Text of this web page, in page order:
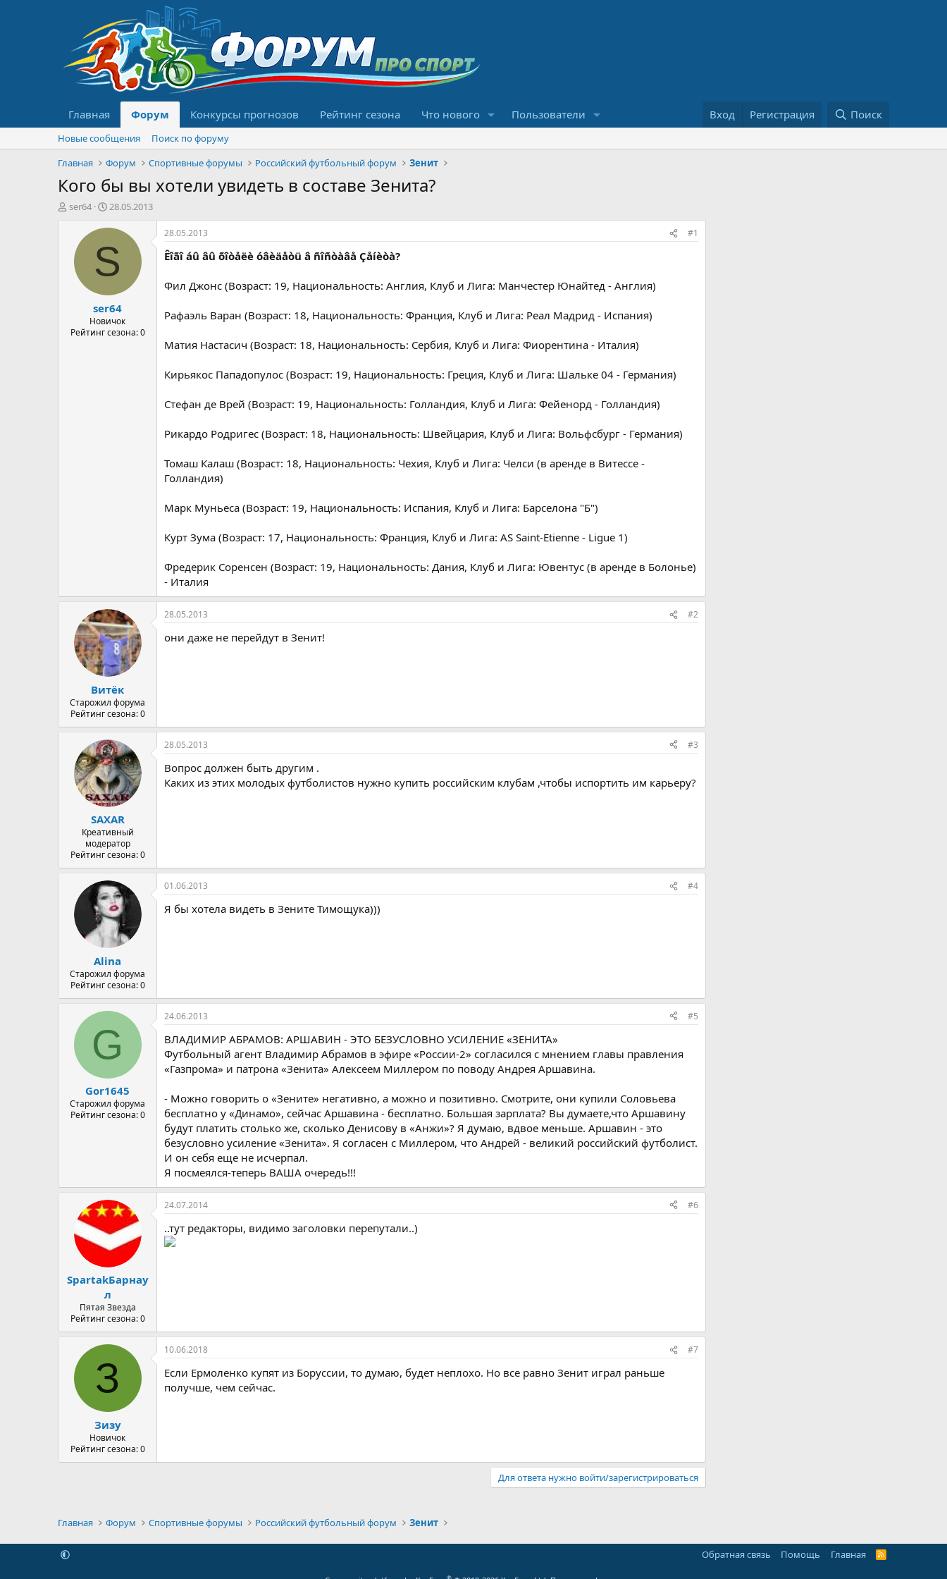
Главная Форум Конкурсы прогнозов Рейтинг сезона Что нового Пользователи Вход Регистрация Поиск
Новые сообщения
Поиск по форуму
Главная
Форум Спортивные форумы Российский футбольный форум Зенит
Кого бы вы хотели увидеть в составе Зенита?
А
ser64
Д
т
а
н
а
а
л
а
28.05.2013
S
ser64
Новичок
Рейтинг сезона: 0
28.05.2013 #1
Êîãî áû âû õîòåëè óâèäåòü â ñîñòàâå Çåíèòà?
Фил Джонс (Возраст: 19, Национальность: Англия, Клуб и Лига: Манчестер Юнайтед - Англия)
Рафаэль Варан (Возраст: 18, Национальность: Франция, Клуб и Лига: Реал Мадрид - Испания)
Матия Настасич (Возраст: 18, Национальность: Сербия, Клуб и Лига: Фиорентина - Италия)
Кирьякос Пападопулос (Возраст: 19, Национальность: Греция, Клуб и Лига: Шальке 04 - Германия)
Стефан де Врей (Возраст: 19, Национальность: Голландия, Клуб и Лига: Фейенорд - Голландия)
Рикардо Родригес (Возраст: 18, Национальность: Швейцария, Клуб и Лига: Вольфсбург - Германия)
Томаш Калаш (Возраст: 18, Национальность: Чехия, Клуб и Лига: Челси (в аренде в Витессе -
Голландия)
Марк Муньеса (Возраст: 19, Национальность: Испания, Клуб и Лига: Барселона "Б")
Курт Зума (Возраст: 17, Национальность: Франция, Клуб и Лига: AS Saint-Etienne - Ligue 1)
Фредерик Соренсен (Возраст: 19, Национальность: Дания, Клуб и Лига: Ювентус (в аренде в Болонье)
- Италия
Витёк
Старожил форума
Рейтинг сезона: 0
28.05.2013 #2
они даже не перейдут в Зенит!
SAXAR
Креативный
модератор
Рейтинг сезона: 0
28.05.2013 #3
Вопрос должен быть другим .
Каких из этих молодых футболистов нужно купить российским клубам ,чтобы испортить им карьеру?
Alina
Старожил форума
Рейтинг сезона: 0
01.06.2013 #4
Я бы хотела видеть в Зените Тимощука)))
G
Gor1645
Старожил форума
Рейтинг сезона: 0
24.06.2013 #5
ВЛАДИМИР АБРАМОВ: АРШАВИН - ЭТО БЕЗУСЛОВНО УСИЛЕНИЕ «ЗЕНИТА»
Футбольный агент Владимир Абрамов в эфире «России-2» согласился с мнением главы правления
«Газпрома» и патрона «Зенита» Алексеем Миллером по поводу Андрея Аршавина.
- Можно говорить о «Зените» негативно, а можно и позитивно. Смотрите, они купили Соловьева
бесплатно у «Динамо», сейчас Аршавина - бесплатно. Большая зарплата? Вы думаете,что Аршавину
будут платить столько же, сколько Денисову в «Анжи»? Я думаю, вдвое меньше. Аршавин - это
безусловно усиление «Зенита». Я согласен с Миллером, что Андрей - великий российский футболист.
И он себя еще не исчерпал.
Я посмеялся-теперь ВАША очередь!!!
SpartakБарнау
л
Пятая Звезда
Рейтинг сезона: 0
24.07.2014 #6
..тут редакторы, видимо заголовки перепутали..)
З
Зизу
Новичок
Рейтинг сезона: 0
10.06.2018 #7
Если Ермоленко купят из Боруссии, то думаю, будет неплохо. Но все равно Зенит играл раньше
получше, чем сейчас.
Для ответа нужно войти/зарегистрироваться
Главная Форум Спортивные форумы Российский футбольный форум Зенит
Обратная связь Помощь Главная
R